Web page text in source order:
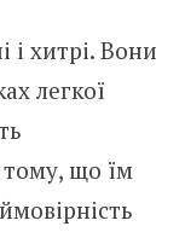
і хитрі. Вони
легкої
тому, що їм